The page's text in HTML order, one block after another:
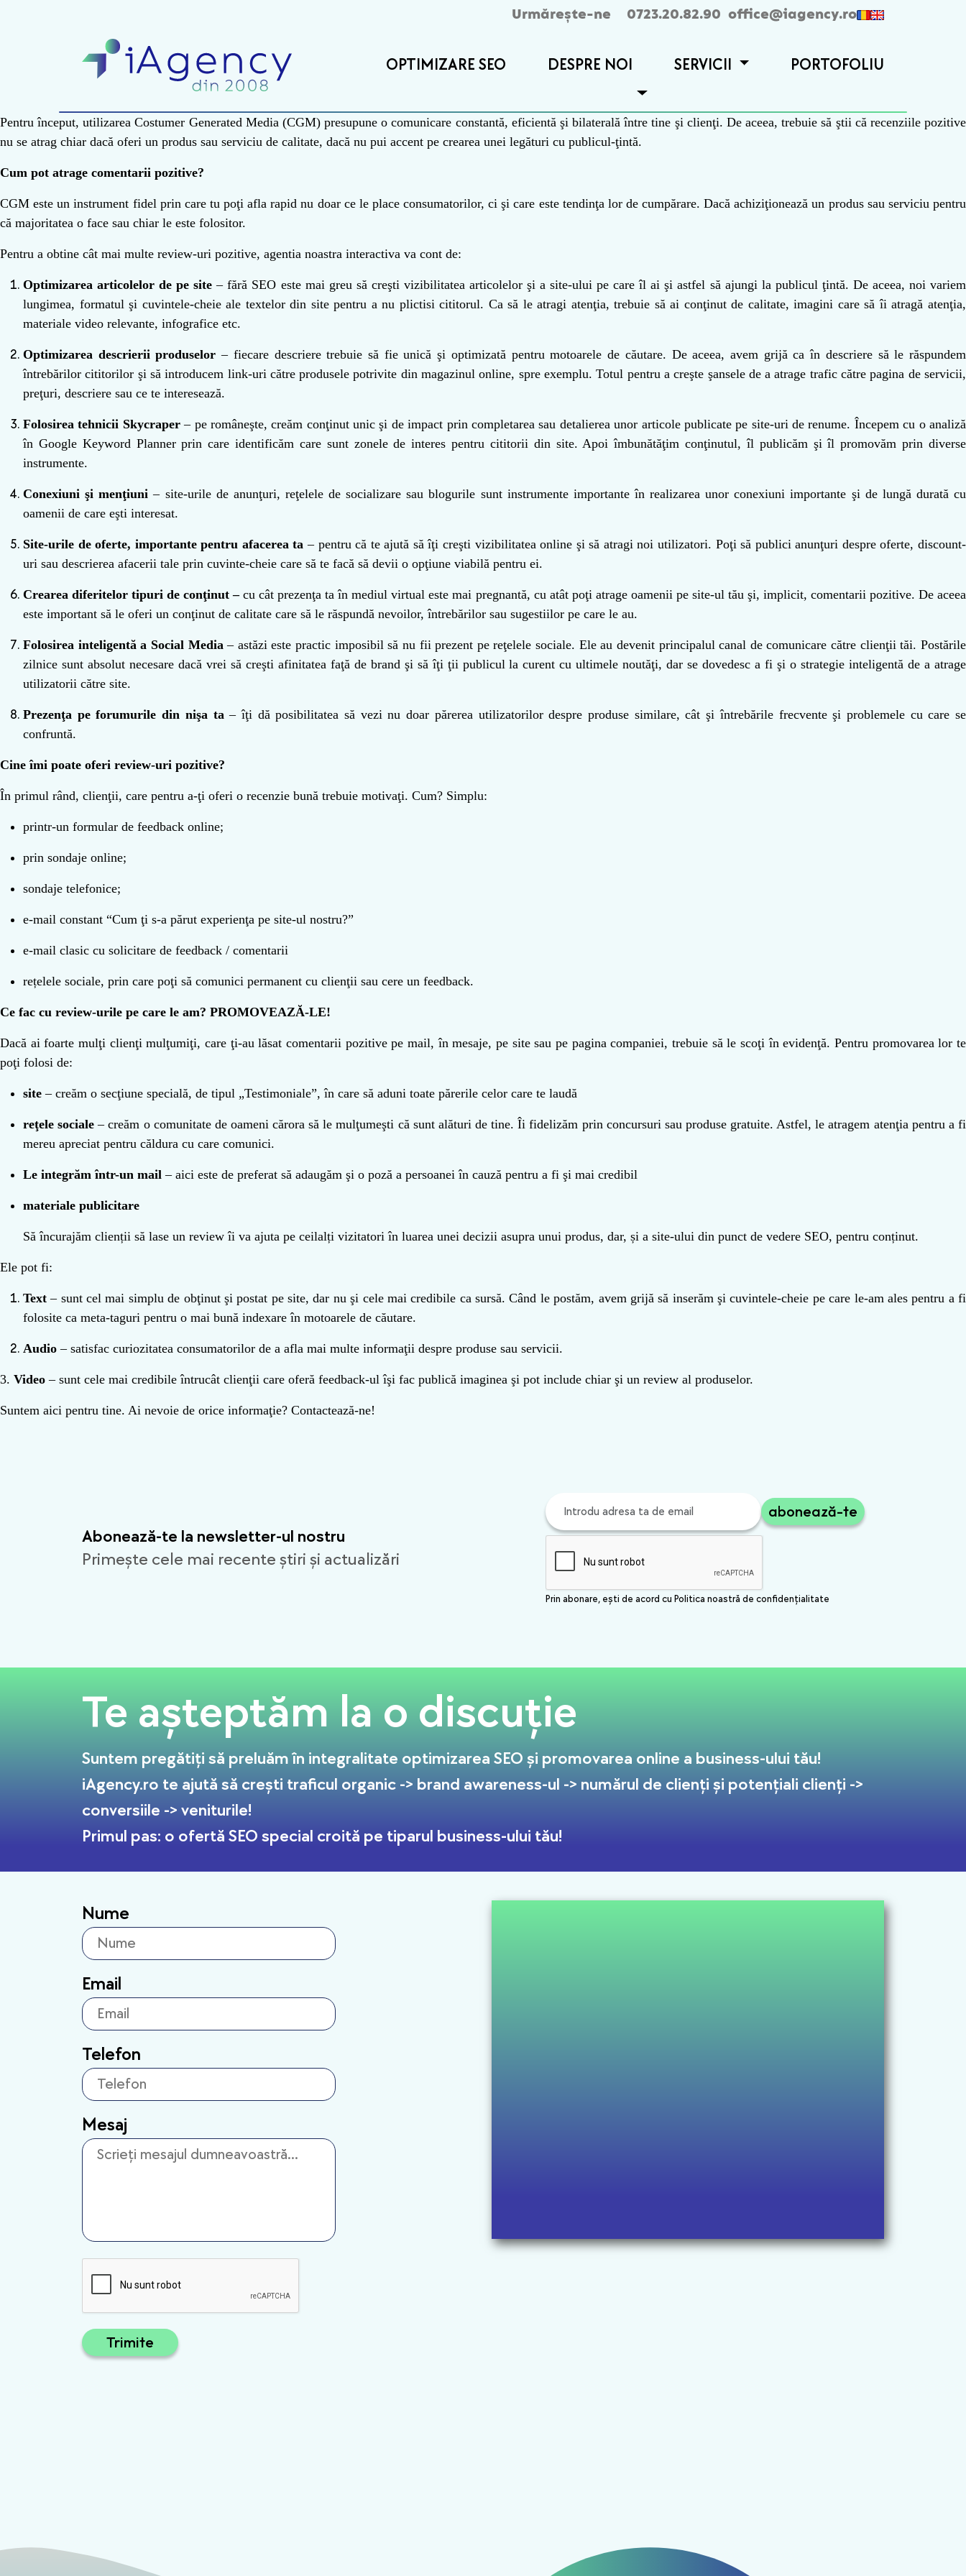
Urmărește-ne 0723.20.82.90 office@iagency.ro
OPTIMIZARE SEO DESPRE NOI SERVICII PORTOFOLIU
Pentru început, utilizarea Costumer Generated Media (CGM) presupune o comunicare constantă, eficientă şi bilaterală între tine şi clienţi. De aceea, trebuie să ştii că recenziile pozitive
nu se atrag chiar dacă oferi un produs sau serviciu de calitate, dacă nu pui accent pe crearea unei legături cu publicul-ţintă.
Cum pot atrage comentarii pozitive?
CGM este un instrument fidel prin care tu poţi afla rapid nu doar ce le place consumatorilor, ci şi care este tendinţa lor de cumpărare. Dacă achiziţionează un produs sau serviciu pentru
că majoritatea o face sau chiar le este folositor.
Pentru a obtine cât mai multe review-uri pozitive, agentia noastra interactiva va cont de:
Optimizarea articolelor de pe site – fără SEO este mai greu să creşti vizibilitatea articolelor şi a site-ului pe care îl ai şi astfel să ajungi la publicul ţintă. De aceea, noi variem
lungimea, formatul şi cuvintele-cheie ale textelor din site pentru a nu plictisi cititorul. Ca să le atragi atenţia, trebuie să ai conţinut de calitate,imagini care să îi atragă atenţia,
materiale video relevante, infografice etc.
Optimizarea descrierii produselor – fiecare descriere trebuie să fie unică şi optimizată pentru motoarele de căutare. De aceea, avem grijă ca în descriere să le răspundem
întrebărilor cititorilor şi să introducem link-uri către produsele potrivite din magazinul online, spre exemplu. Totul pentru a creşte şansele de a atrage trafic către pagina de servicii,
preţuri, descriere sau ce te interesează.
Folosirea tehnicii Skycraper– pe româneşte, creăm conţinut unic şi de impact prin completarea sau detalierea unor articole publicate pe site-uri de renume. Începem cu o analiză
în Google Keyword Plannerprin care identificăm care sunt zonele de interes pentru cititorii din site. Apoi îmbunătăţim conţinutul, îl publicăm şi îl promovăm prin diverse
instrumente.
Conexiuni şi menţiuni – site-urile de anunţuri, reţelele de socializare sau blogurile sunt instrumente importante în realizarea unor conexiuni importante şi de lungă durată cu
oamenii de care eşti interesat.
Site-urile de oferte, importante pentru afacerea ta – pentru că te ajută să îţi creşti vizibilitatea online şi să atragi noi utilizatori. Poţi să publici anunţuri despre oferte, discount-
uri sau descrierea afacerii tale prin cuvinte-cheie care să te facă să devii o opţiune viabilă pentru ei.
Crearea diferitelor tipuri de conţinut –cu cât prezenţa ta în mediul virtual este mai pregnantă, cu atât poţi atrage oamenii pe site-ul tău şi, implicit, comentarii pozitive. De aceea
este important să le oferi un conţinut de calitate care să le răspundă nevoilor, întrebărilor sau sugestiilor pe care le au.
Folosirea inteligentă a Social Media– astăzi este practic imposibil să nu fii prezent pe reţelele sociale. Ele au devenit principalul canal de comunicare către clienţii tăi. Postările
zilnice sunt absolut necesare dacă vrei să creşti afinitatea faţă de brand şi să îţi ţii publicul la curent cu ultimele noutăţi, dar se dovedesc a fi şi o strategie inteligentă de a atrage
utilizatorii către site.
Prezenţa pe forumurile din nişa ta– îţi dă posibilitatea să vezi nu doar părerea utilizatorilor despre produse similare, cât şi întrebările frecvente şi problemele cu care se
confruntă.
Cine îmi poate oferi review-uri pozitive?
În primul rând, clienţii, care pentru a-ţi oferi o recenzie bună trebuie motivaţi. Cum? Simplu:
printr-un formular de feedback online;
prin sondaje online;
sondaje telefonice;
e-mail constant “Cum ţi s-a părut experienţa pe site-ul nostru?”
e-mail clasic cu solicitare de feedback / comentarii
rețelele sociale, prin care poţi să comunici permanent cu clienţii sau cere un feedback.
Ce fac cu review-urile pe care le am? PROMOVEAZĂ-LE!
Dacă ai foarte mulţi clienţi mulţumiţi, care ţi-au lăsat comentarii pozitive pe mail, în mesaje, pe site sau pe pagina companiei, trebuie să le scoţi în evidenţă. Pentru promovarea lor te
poţi folosi de:
site– creăm o secţiune specială, de tipul „Testimoniale”, în care să aduni toate părerile celor care te laudă
reţele sociale – creăm o comunitate de oameni cărora să le mulţumeşti că sunt alături de tine. Îi fidelizăm prin concursuri sau produse gratuite. Astfel, le atragem atenţia pentru a fi
mereu apreciat pentru căldura cu care comunici.
Le integrăm într-un mail– aici este de preferat să adaugăm şi o poză a persoanei în cauză pentru a fi şi mai credibil
materiale publicitare
Să încurajăm clienții să lase un review îi va ajuta pe ceilalți vizitatori în luarea unei decizii asupra unui produs, dar, și a site-ului din punct de vedere SEO, pentru conținut.
Ele pot fi:
Text – sunt cel mai simplu de obţinut şi postat pe site, dar nu şi cele mai credibile ca sursă. Când le postăm, avem grijă să inserăm şi cuvintele-cheie pe care le-am ales pentru a fi
folosite ca meta-taguri pentru o mai bună indexare în motoarele de căutare.
Audio – satisfac curiozitatea consumatorilor de a afla mai multe informaţii despre produse sau servicii.
3. Video – sunt cele mai credibile întrucât clienţii care oferă feedback-ul îşi fac publică imaginea şi pot include chiar şi un review al produselor.
Suntem aici pentru tine. Ai nevoie de orice informaţie? Contactează-ne!
Abonează-te la newsletter-ul nostru
Primește cele mai recente știri și actualizări
abonează-te
Prin abonare, ești de acord cu Politica noastră de confidențialitate
Te așteptăm la o discuție
Suntem pregătiți să preluăm în integralitate optimizarea SEO și promovarea online a business-ului tău!
iAgency.ro te ajută să crești traficul organic -> brand awareness-ul -> numărul de clienți și potențiali clienți ->
conversiile -> veniturile!
Primul pas: o ofertă SEO special croită pe tiparul business-ului tău!
Nume
Email
Telefon
Mesaj
Trimite